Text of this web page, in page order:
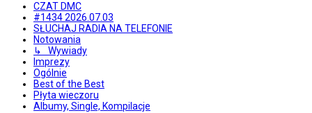
CZAT DMC
#1434 2026.07.03
SŁUCHAJ RADIA NA TELEFONIE
Notowania
↳ Wywiady
Imprezy
Ogólnie
Best of the Best
Płyta wieczoru
Albumy, Single, Kompilacje